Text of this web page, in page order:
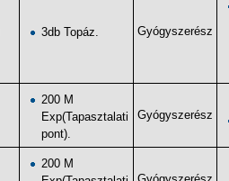
3db Topáz. Gyógyszerész
200 M
Exp(Tapasztalati
pont).
Gyógyszerész
200 M